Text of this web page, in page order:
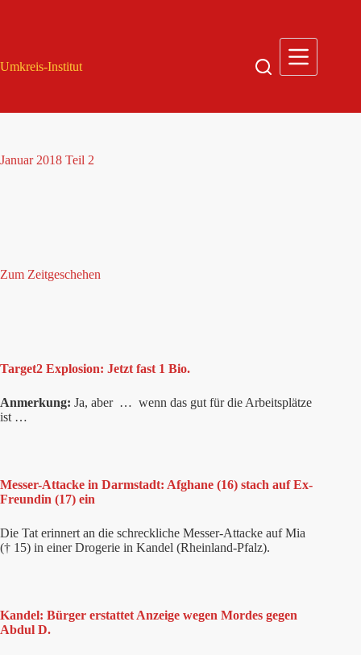
Umkreis-Institut
Januar 2018 Teil 2
Zum Zeitgeschehen
Target2 Explosion: Jetzt fast 1 Bio.
Anmerkung: Ja, aber … wenn das gut für die Arbeitsplätze
ist …
Messer-Attacke in Darmstadt: Afghane (16) stach auf Ex-
Freundin (17) ein
Die Tat erinnert an die schreckliche Messer-Attacke auf Mia
(† 15) in einer Drogerie in Kandel (Rheinland-Pfalz).
Kandel: Bürger erstattet Anzeige wegen Mordes gegen
Abdul D.